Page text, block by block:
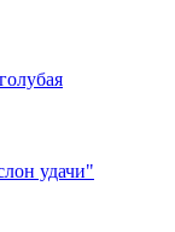
удачи"